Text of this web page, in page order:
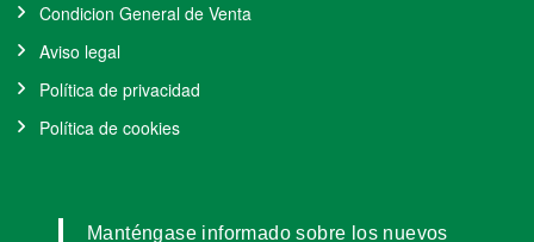
Condicion General de Venta
Aviso legal
Política de privacidad
Política de cookies
Manténgase informado sobre los nuevos